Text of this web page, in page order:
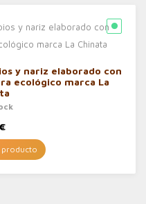
y nariz elaborado con
ecológico marca La
€